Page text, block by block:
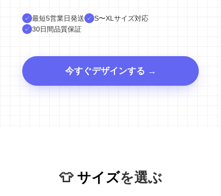
✓ 最短5営業日発送 ✓ S〜XLサイズ対応
✓ 30日間品質保証
今すぐデザインする →
👕 サイズを選ぶ